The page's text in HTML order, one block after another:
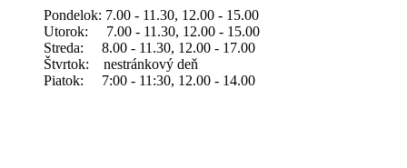
Pondelok: 7.00 - 11.30, 12.00 - 15.00
Utorok: 7.00 - 11.30, 12.00 - 15.00
Streda: 8.00 - 11.30, 12.00 - 17.00
Štvrtok: nestránkový deň
Piatok: 7:00 - 11:30, 12.00 - 14.00